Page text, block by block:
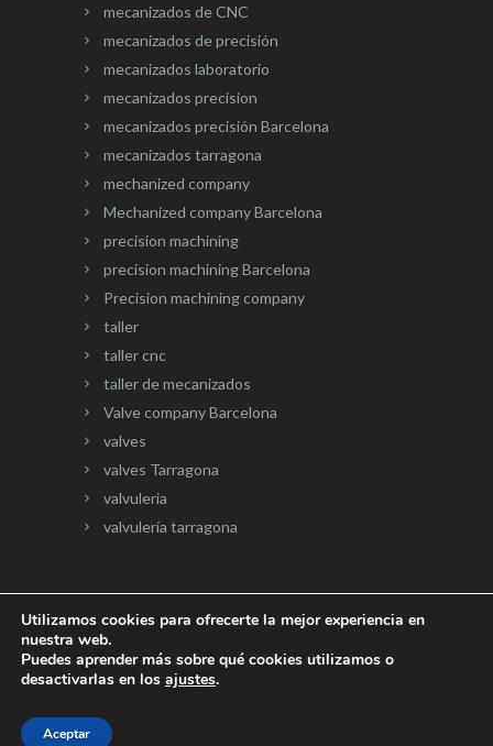
mecanizados de CNC
mecanizados de precisión
mecanizados laboratorio
mecanizados precision
mecanizados precisión Barcelona
mecanizados tarragona
mechanized company
Mechanized company Barcelona
precision machining
precision machining Barcelona
Precision machining company
taller
taller cnc
taller de mecanizados
Valve company Barcelona
valves
valves Tarragona
valvuleria
valvulería tarragona
Página web desarrollada porOnlinevalles.com
Utilizamos cookies para ofrecerte la mejor experiencia en
nuestra web.
Puedes aprender más sobre qué cookies utilizamos o
desactivarlas en los ajustes.
Aceptar